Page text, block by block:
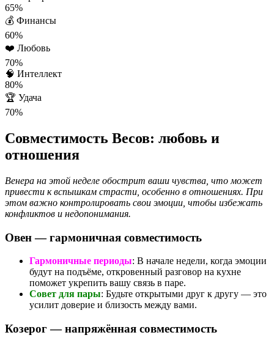
65%
💰 Финансы
60%
❤️ Любовь
70%
🧠 Интеллект
80%
🏆 Удача
70%
Совместимость Весов: любовь и
отношения
Венера на этой неделе обострит ваши чувства, что может
привести к вспышкам страсти, особенно в отношениях. При
этом важно контролировать свои эмоции, чтобы избежать
конфликтов и недопонимания.
Овен — гармоничная совместимость
Гармоничные периоды: В начале недели, когда эмоции
будут на подъёме, откровенный разговор на кухне
поможет укрепить вашу связь в паре.
Совет для пары: Будьте открытыми друг к другу — это
усилит доверие и близость между вами.
Козерог — напряжённая совместимость